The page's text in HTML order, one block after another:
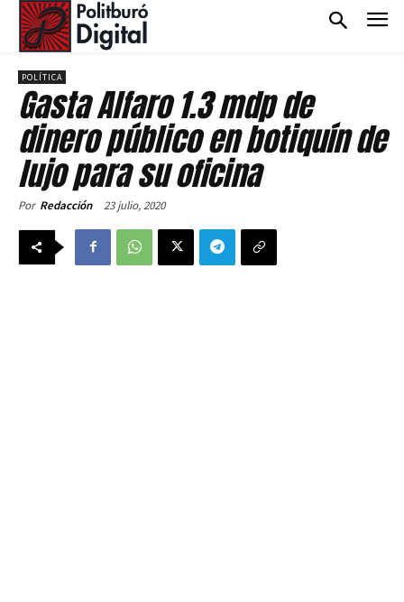
POLÍTICA
Gasta Alfaro 1.3 mdp de
dinero público en botiquín de
lujo para su oficina
Por Redacción 23 julio, 2020